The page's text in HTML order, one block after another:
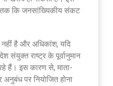
कि जनसांख्यिकीय संकट
है और अधिकांश, यदि
संयुक्त राष्ट्र के पूर्वानुमान
हैं। इस कारण से, माता-
अनुबंध पर नियोजित होना